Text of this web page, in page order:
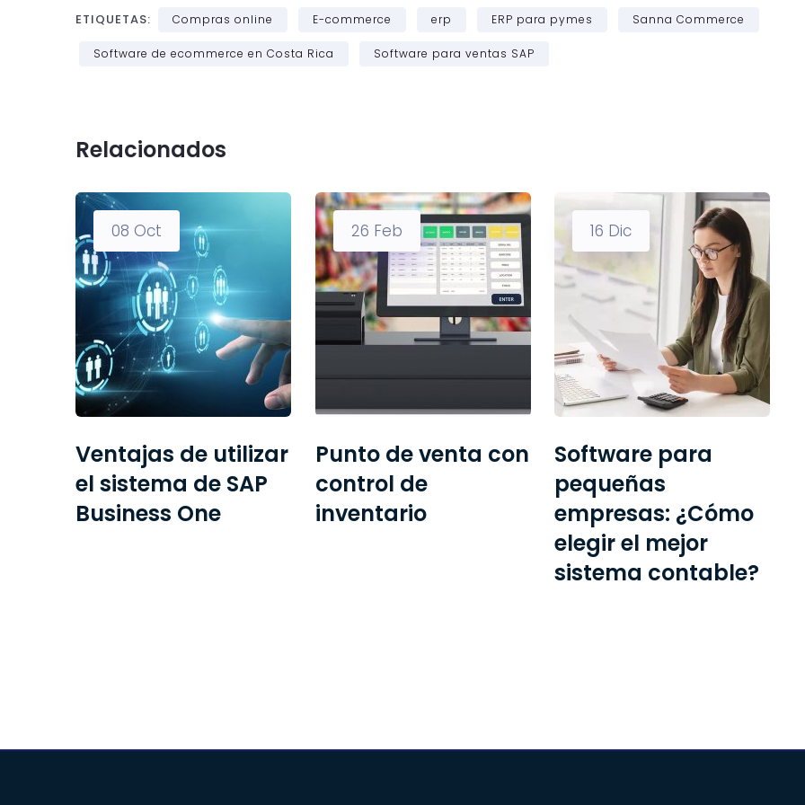
ETIQUETAS: Compras online E-commerce erp ERP para pymes Sanna Commerce
Software de ecommerce en Costa Rica Software para ventas SAP
Relacionados
08 Oct
Ventajas de utilizar
el sistema de SAP
Business One
26 Feb
Punto de venta con
control de
inventario
16 Dic
Software para
pequeñas
empresas: ¿Cómo
elegir el mejor
sistema contable?